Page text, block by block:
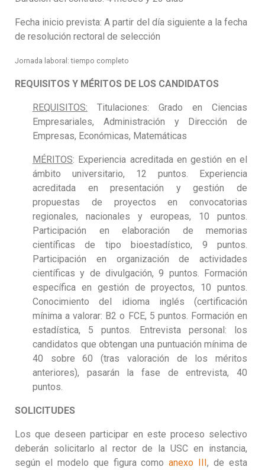
Fecha inicio prevista: A partir del día siguiente a la fecha
de resolución rectoral de selección
Jornada laboral: tiempo completo
REQUISITOS Y MÉRITOS DE LOS CANDIDATOS
REQUISITOS:
Titulaciones: Grado en Ciencias
Empresariales, Administración y Dirección de
Empresas, Económicas, Matemáticas
MÉRITOS: Experiencia acreditada en gestión en el
ámbito universitario, 12 puntos. Experiencia
acreditada en presentación y gestión de
propuestas de proyectos en convocatorias
regionales, nacionales y europeas, 10 puntos.
Participación en elaboración de memorias
científicas de tipo bioestadístico, 9 puntos.
Participación en organización de actividades
científicas y de divulgación, 9 puntos. Formación
específica en gestión de proyectos, 10 puntos.
Conocimiento del idioma inglés (certificación
mínima a valorar: B2 o FCE, 5 puntos. Formación en
estadística, 5 puntos. Entrevista personal: los
candidatos que obtengan una puntuación mínima de
40 sobre 60 (tras valoración de los méritos
anteriores), pasarán la fase de entrevista, 40
puntos.
SOLICITUDES
Los que deseen participar en este proceso selectivo
deberán solicitarlo al rector de la USC en instancia,
según el modelo que figura comoanexo III,de esta